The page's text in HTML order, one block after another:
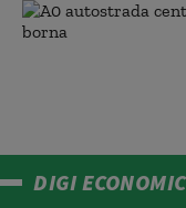
DIGI ECONOMIC